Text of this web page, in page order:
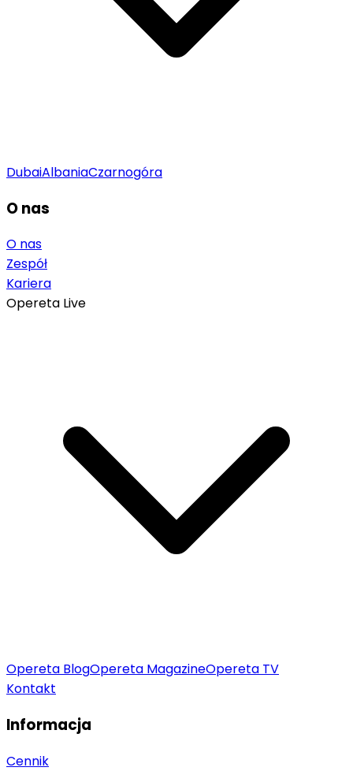
DubaiAlbaniaCzarnogóra
O nas
O nas
Zespół
Kariera
Opereta Live
Opereta BlogOpereta MagazineOpereta TV
Kontakt
Informacja
Cennik